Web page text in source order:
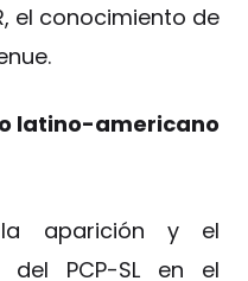
el conocimiento de
latino-americano
la aparición y el
del PCP-SL en el